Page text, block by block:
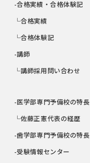
-合格実績・合格体験記
└合格実績
└合格体験記
-講師
└講師採用問い合わせ
-医学部専門予備校の特長
└佐藤正憲代表の経歴
-歯学部専門予備校の特長
-受験情報センター